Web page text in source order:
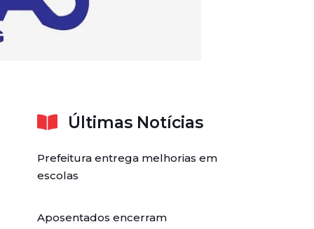
Últimas Notícias
Prefeitura entrega melhorias em
escolas
Aposentados encerram